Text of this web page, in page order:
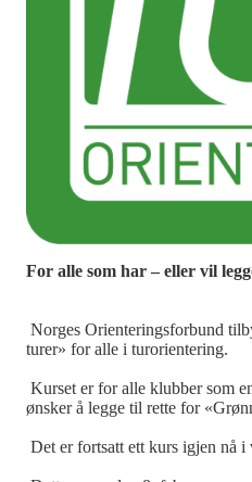
For alle som har – eller vil
Norges Orienteringsforbund
turer» for alle i turorientering.
Kurset er for alle klubber som
ønsker å legge til rette for
Det er fortsatt ett kurs igjen nå i